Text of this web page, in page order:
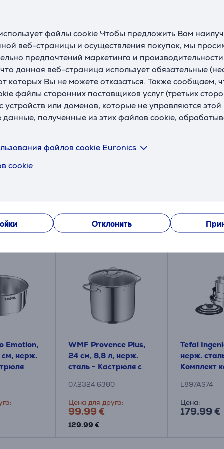
файлы cookie Чтобы предложить Вам
веб-страницы и осуществления покупок, мы
предпочтений маркетинга и
данная веб-страница использует обязательные
которых Вы не можете отказаться. Также сообщаем,
файлы сторонних поставщиков услуг (третьих
устройств или доменов, которые не управляются
данные, полученные из этих файлов cookie,
файлов cookie Euronics
cookie
Отклонить
панели. Вы сможете выбрать из целого ряда
кулинарное искусство у Вас дома!
ФУНКЦИИ ACTIVETOUCH
загорается соответствующий слайдер, облегчая
Вам останется только выбрать температуру.
соответствующий сенсорный модуль управления.
ЗАДАЧА
отсчет времени до одного часа и выключит ее
Подходящие товары
Emotion,
см, нерж.
WMF Provence Plus,
24 см, 8,8 л, нерж.
сталь - Кастрюля с
07.2324.6380
Цена для друга:
99.99 €
129.99 €
Tefal
нерж.
Комплект
предметов
L897AS74
Цена:
179.99 €